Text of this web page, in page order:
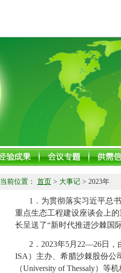
当前位置： 首页 > 大事记> 2023年
1 ． 为贯彻落实习近平总
重点生态工程建设座谈会上
长呈送了“新时代推进沙棘国
2 ． 2023年5月 22—26日，
ISA ）主办、希腊沙棘股份公
（University of Thessaly）等机